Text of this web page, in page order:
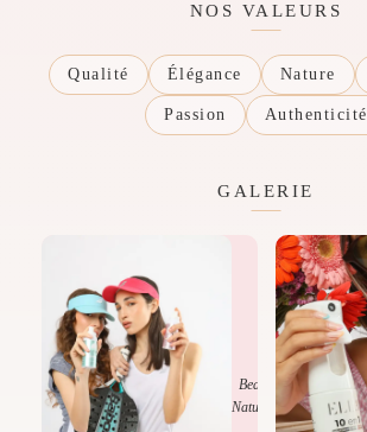
NOS VALEURS
Qualité Élégance Nature
Passion Authenticité
GALERIE
Beauté
Naturelle